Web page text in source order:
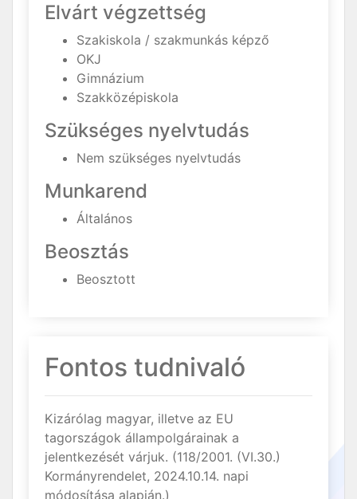
Elvárt végzettség
Szakiskola / szakmunkás képző
OKJ
Gimnázium
Szakközépiskola
Szükséges nyelvtudás
Nem szükséges nyelvtudás
Munkarend
Általános
Beosztás
Beosztott
Fontos tudnivaló
Kizárólag magyar, illetve az EU
tagországok állampolgárainak a
jelentkezését várjuk. (118/2001. (VI.30.)
Kormányrendelet, 2024.10.14. napi
módosítása alapján.)